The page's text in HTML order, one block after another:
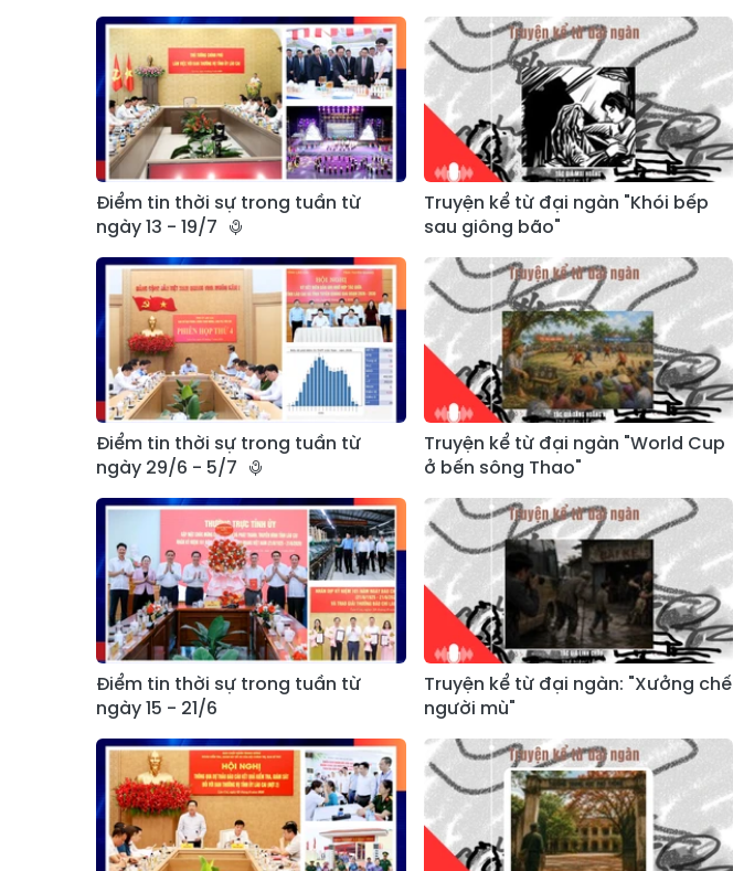
Điểm tin thời sự trong tuần từ
ngày 13 - 19/7
Truyện kể từ đại ngàn "Khói bếp
sau giông bão"
Điểm tin thời sự trong tuần từ
ngày 29/6 - 5/7
Truyện kể từ đại ngàn "World Cup
ở bến sông Thao"
Điểm tin thời sự trong tuần từ
ngày 15 - 21/6
Truyện kể từ đại ngàn: "Xưởng chế
người mù"